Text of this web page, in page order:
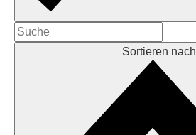
Sortieren nach